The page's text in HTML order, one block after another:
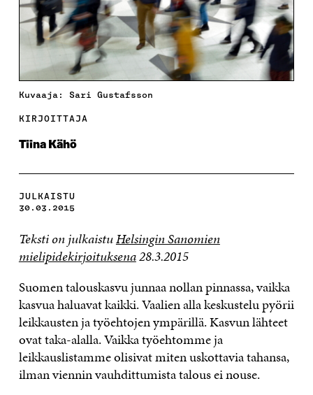
Kuvaaja: Sari Gustafsson
KIRJOITTAJA
Tiina Kähö
JULKAISTU
30.03.2015
Teksti on julkaistuHelsingin Sanomien
mielipidekirjoituksena28.3.2015
Suomen talouskasvu junnaa nollan pinnassa, vaikka
kasvua haluavat kaikki. Vaalien alla keskustelu pyörii
leikkausten ja työehtojen ympärillä. Kasvun lähteet
ovat taka-alalla. Vaikka työehtomme ja
leikkauslistamme olisivat miten uskottavia tahansa,
ilman viennin vauhdittumista talous ei nouse.